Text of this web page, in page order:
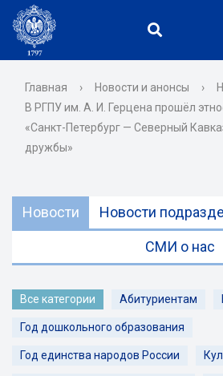
Главная › Новости и анонсы ›
В РГПУ им. А. И. Герцена прошёл
«Санкт-Петербург — Северный
дружбы»
Новости Новости
СМИ о нас
Все категории Абитуриентам
Год дошкольного образования
Год единства народов России